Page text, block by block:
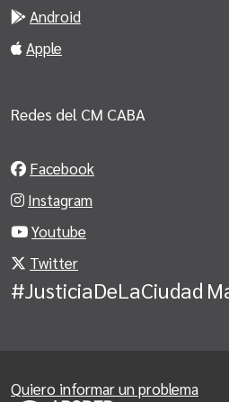
Android
Apple
Redes del CM CABA
Facebook
Instagram
Youtube
Twitter
#JusticiaDeLaCiudad
Quiero informar un problema